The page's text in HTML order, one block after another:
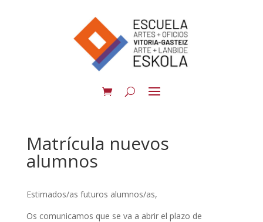
Matrícula nuevos
alumnos
Estimados/as futuros alumnos/as,
Os comunicamos que se va a abrir el plazo de